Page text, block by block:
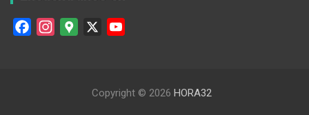
u
Copyright © 2026 HORA32